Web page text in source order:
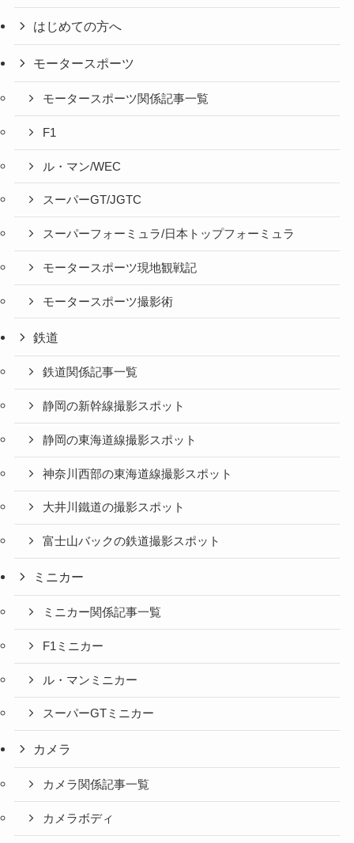
はじめての方へ
モータースポーツ
モータースポーツ関係記事一覧
F1
ル・マン/WEC
スーパーGT/JGTC
スーパーフォーミュラ/日本トップフォーミュラ
モータースポーツ現地観戦記
モータースポーツ撮影術
鉄道
鉄道関係記事一覧
静岡の新幹線撮影スポット
静岡の東海道線撮影スポット
神奈川西部の東海道線撮影スポット
大井川鐵道の撮影スポット
富士山バックの鉄道撮影スポット
ミニカー
ミニカー関係記事一覧
F1ミニカー
ル・マンミニカー
スーパーGTミニカー
カメラ
カメラ関係記事一覧
カメラボディ